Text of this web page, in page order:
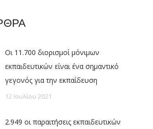
Οι 11.700 διορισμοί μόνιμων
εκπαιδευτικών είναι ένα σημαντικό
γεγονός για την εκπαίδευση
12 Ιουλίου 2021
2.949 οι παραιτήσεις εκπαιδευτικών